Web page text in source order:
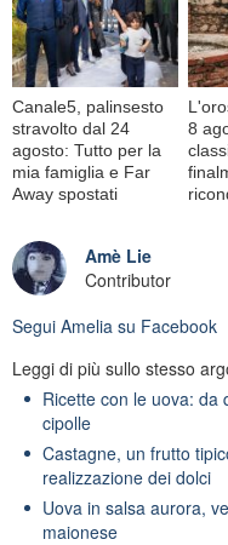
Canale5, palinsesto
stravolto dal 24
agosto: Tutto per la
mia famiglia e Far
Away spostati
8
Amè Lie
Contributor
Segui Amelia su Facebook
Leggi di più sullo stesso
Ricette con le uova: da
cipolle
Castagne, un frutto
realizzazione dei dolci
Uova in salsa aurora,
maionese